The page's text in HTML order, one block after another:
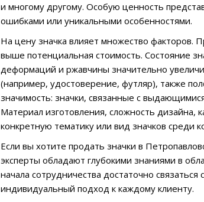
и многому другому. Особую ценность
ошибками или уникальными особенностями.
На цену значка влияет множество
выше потенциальная стоимость. Состояние
деформаций и ржавчины значительно
(например, удостоверение, футляр), также
значимость: значки, связанные с
Материал изготовления, сложность дизайна,
конкретную тематику или вид значков
Если вы хотите продать значки в
эксперты обладают глубокими знаниями в
начала сотрудничества достаточно
индивидуальный подход к каждому клиенту.